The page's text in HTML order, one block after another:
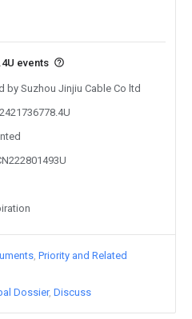
events
by Suzhou Jinjiu Cable Co ltd
Priority and Related
Dossier Discuss